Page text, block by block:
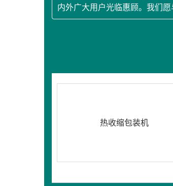
内外广大用户光临惠顾。我们
热收缩包装机